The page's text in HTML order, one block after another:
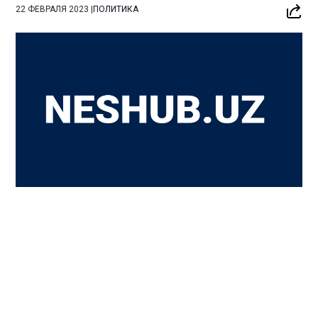
22 ФЕВРАЛЯ 2023 |ПОЛИТИКА